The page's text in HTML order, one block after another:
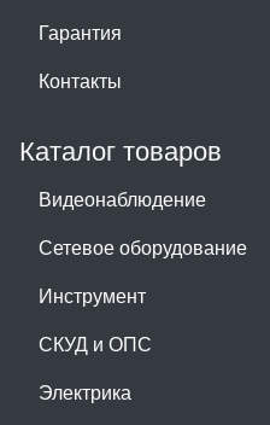
Гарантия
Контакты
Каталог товаров
Видеонаблюдение
Сетевое оборудование
Инструмент
СКУД и ОПС
Электрика